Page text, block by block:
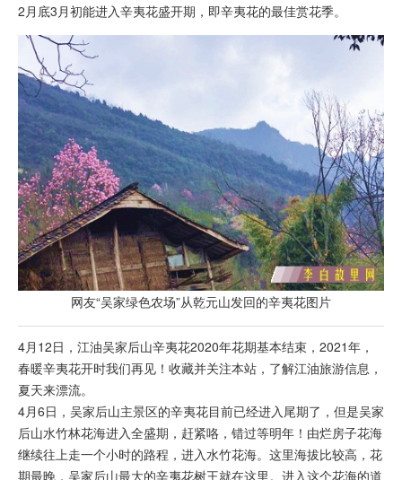
2月底3月初能进入辛夷花盛开期，即辛夷花的最佳赏花季。
网友“吴家绿色农场”从乾元山发回的辛夷花图片
4月12日，江油吴家后山辛夷花2020年花期基本结束，2021年，
春暖辛夷花开时我们再见！收藏并关注本站，了解江油旅游信息，
夏天来漂流。
4月6日，吴家后山主景区的辛夷花目前已经进入尾期了，但是吴家
后山水竹林花海进入全盛期，赶紧咯，错过等明年！由烂房子花海
继续往上走一个小时的路程，进入水竹花海。这里海拔比较高，花
期最晚，吴家后山最大的辛夷花树王就在这里。进入这个花海的道